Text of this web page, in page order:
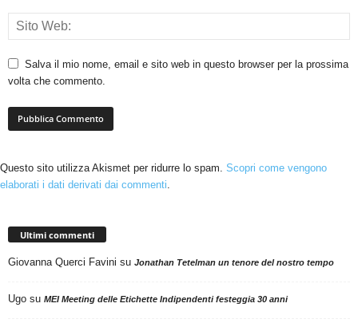
Salva il mio nome, email e sito web in questo browser per la prossima
volta che commento.
Questo sito utilizza Akismet per ridurre lo spam. Scopri come vengono
elaborati i dati derivati dai commenti.
Ultimi commenti
Giovanna Querci Favini su Jonathan Tetelman un tenore del nostro tempo
Ugo su MEI Meeting delle Etichette Indipendenti festeggia 30 anni